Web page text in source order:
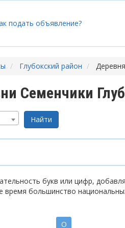
подать объявление?
Глубокский район
Семенчики
букв или цифр,
большинство
О